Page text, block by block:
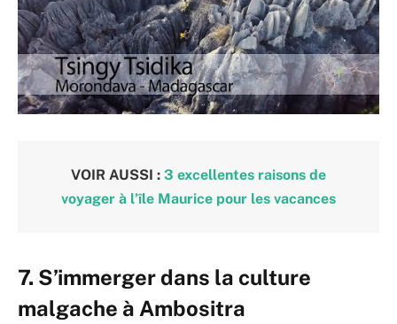
VOIR AUSSI : 3 excellentes raisons de
voyager à l’île Maurice pour les vacances
7. S’immerger dans la culture
malgache à Ambositra